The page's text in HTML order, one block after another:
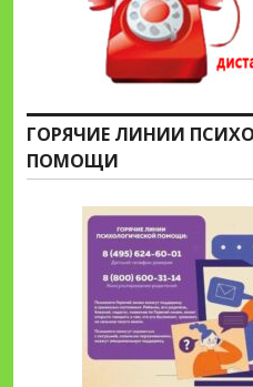
ГОРЯЧИЕ ЛИНИИ
ПОМОЩИ